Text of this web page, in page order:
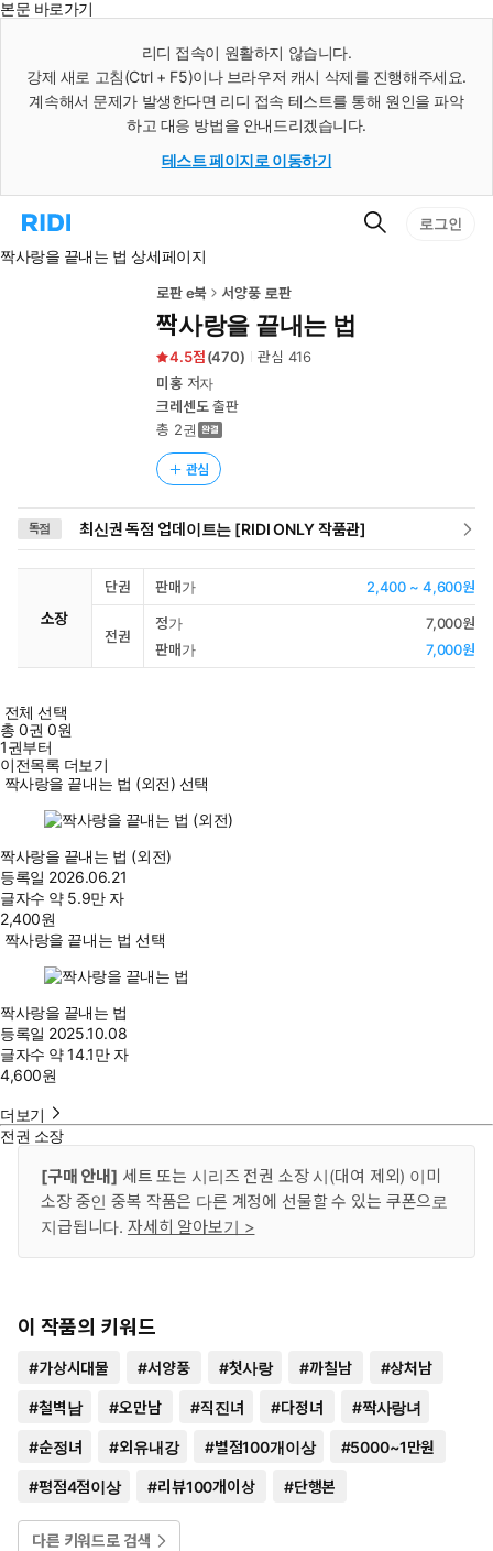
본문 바로가기
리디 접속이 원활하지 않습니다.
강제 새로 고침(Ctrl + F5)이나 브라우저 캐시 삭제를 진행해주세요.
계속해서 문제가 발생한다면 리디 접속 테스트를 통해 원인을 파악
하고 대응 방법을 안내드리겠습니다.
테스트 페이지로 이동하기
리
홈
검
로그인
짝사랑을 끝내는 법 상세페이지
로판 e북 서양풍 로판
짝사랑을 끝내는 법
4.5 (470) 관심 416
미홍저자
크레센도출판
총 2권
관심
독점 최신권 독점 업데이트는 [RIDI ONLY 작품관]
소장
단권 판매가 2,400 ~ 4,600원
전권
정가
7,000원
판매가
7,000원
전체 선택
총0권 0원
1권부터
이전목록 더보기
짝사랑을 끝내는 법 (외전) 선택
짝사랑을 끝내는 법 (외전)
등록일 2026.06.21
글자수 약 5.9만 자
2,400원
짝사랑을 끝내는 법 선택
짝사랑을 끝내는 법
등록일 2025.10.08
글자수 약 14.1만 자
4,600원
더보기
전권 소장
[구매 안내] 세트 또는 시리즈 전권 소장 시(대여 제외) 이미
소장 중인 중복 작품은 다른 계정에 선물할 수 있는 쿠폰으로
지급됩니다. 자세히 알아보기 >
이 작품의 키워드
#가상시대물 #서양풍 #첫사랑 #까칠남 #상처남
#철벽남 #오만남 #직진녀 #다정녀 #짝사랑녀
#순정녀 #외유내강 #별점100개이상 #5000~1만원
#평점4점이상 #리뷰100개이상 #단행본
다른 키워드로 검색